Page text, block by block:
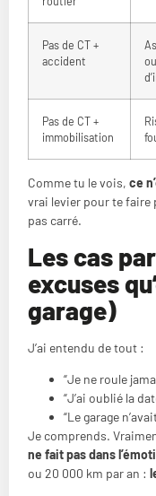
Pas de CT +
accident
Pas de CT +
immobilisation
Comme tu le vois, ce
vrai levier pour te faire
pas carré.
Les cas
excuses
garage)
J’ai entendu de tout :
“Je ne roule
“J’ai oublié la
“Le garage
Je comprends.
ne fait pas dans
ou 20 000 km par an :